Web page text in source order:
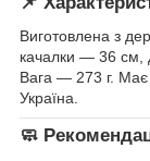
Виготовлена з
качалки — 36 см,
Вага — 273 г.
Україна.
🧼